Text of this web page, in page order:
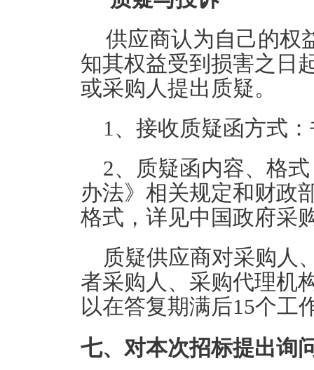
供应商认为自己的权
知其权益受到损害之日
或采购人提出质疑。
1、接收质疑函方式
2、质疑函内容、格
办法》相关规定和财政
格式，详见中国政府采
质疑供应商对采购人
者采购人、采购代理机
以在答复期满后15个工
七、对本次招标提出询